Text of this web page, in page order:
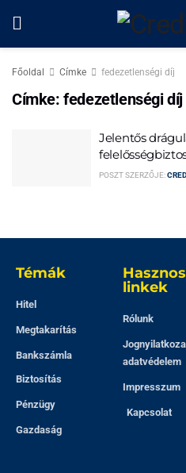
Főoldal Címke fedezetlenségi díj
Címke:fedezetlenségi díj
Jelentős
POSZT SZERZŐJE:
Témák
Hitel
Megtakarítás
Bankszámla
Biztosítás
Pénzügy
Gazdaság
Hasznos
linkek
Rólunk
adatvédelem
Impresszum
Kapcsolat